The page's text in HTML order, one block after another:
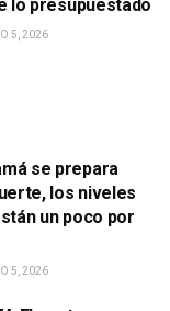
lo presupuestado
5, 2026
se prepara
los niveles
un poco por
5, 2026